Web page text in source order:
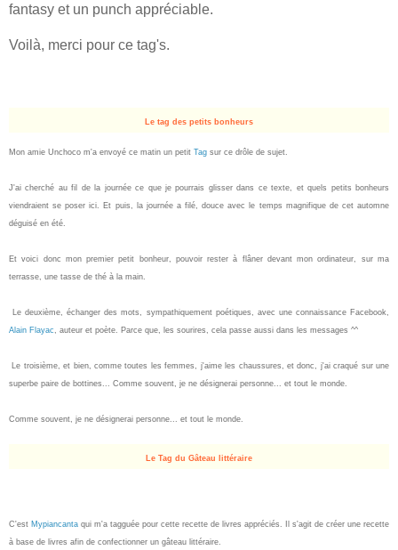
fantasy et un punch appréciable.
Voilà, merci pour ce tag's.
Le tag des petits bonheurs
Mon amie Unchoco m'a envoyé ce matin un petit Tag sur ce drôle de sujet.
J'ai cherché au fil de la journée ce que je pourrais glisser dans ce texte, et quels petits bonheurs
viendraient se poser ici. Et puis, la journée a filé, douce avec le temps magnifique de cet automne
déguisé en été.
Et voici donc mon premier petit bonheur, pouvoir rester à flâner devant mon ordinateur, sur ma
terrasse, une tasse de thé à la main.
Le deuxième, échanger des mots, sympathiquement poétiques, avec une connaissance Facebook,
Alain Flayac , auteur et poète. Parce que, les sourires, cela passe aussi dans les messages ^^
Le troisième, et bien, comme toutes les femmes, j'aime les chaussures, et donc, j'ai craqué sur une
superbe paire de bottines... Comme souvent, je ne désignerai personne... et tout le monde.
Comme souvent, je ne désignerai personne... et tout le monde.
Le Tag du Gâteau littéraire
C'est Mypiancanta qui m'a tagguée pour cette recette de livres appréciés. Il s'agit de créer une recette
à base de livres afin de confectionner un gâteau littéraire.